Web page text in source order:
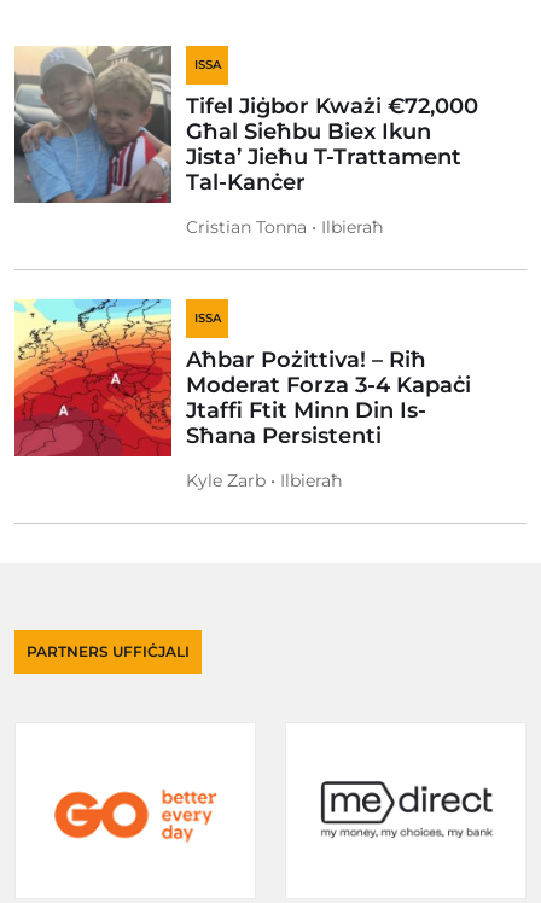
ISSA
Tifel Jiġbor Kważi €72,000
Għal Sieħbu Biex Ikun
Jista’ Jieħu T-Trattament
Tal-Kanċer
Cristian Tonna • Ilbieraħ
ISSA
Aħbar Pożittiva! – Riħ
Moderat Forza 3-4 Kapaċi
Jtaffi Ftit Minn Din Is-
Sħana Persistenti
Kyle Zarb • Ilbieraħ
PARTNERS UFFIĊJALI